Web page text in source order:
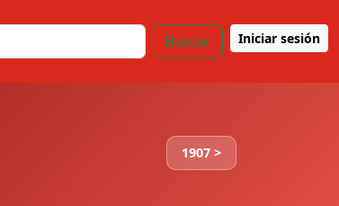
Buscar Iniciar sesión
1907 >